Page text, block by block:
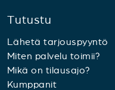
Tutustu
Lähetä tarjouspyyntö
Miten palvelu toimii?
Mikä on tilausajo?
Kumppanit